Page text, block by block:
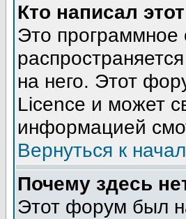
Кто написал
Это программное
распространяется
на него. Этот
Licence и может
информацией
Вернуться к
Почему здесь
Этот форум был